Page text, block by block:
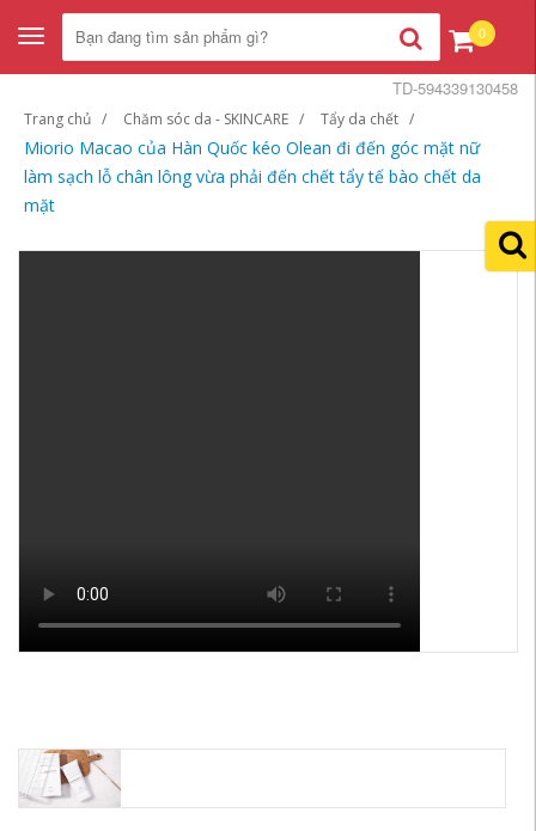
Toggle
navigation
0
Trang chủ Chăm sóc da - SKINCARE Tẩy da chết
Miorio Macao của Hàn Quốc kéo Olean đi đến góc mặt nữ
làm sạch lỗ chân lông vừa phải đến chết tẩy tế bào chết da
mặt
TD-594339130458